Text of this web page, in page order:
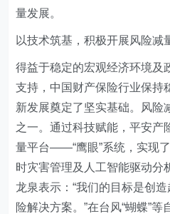
量发展。
以技术筑基，积极开展风险减
得益于稳定的宏观经济环境及
支持，中国财产保险行业保持
新发展奠定了坚实基础。风险
之一。通过科技赋能，平安产
量平台——“鹰眼”系统，实现
时灾害管理及人工智能驱动分
龙泉表示：“我们的目标是创
险解决方案。”在台风“蝴蝶”